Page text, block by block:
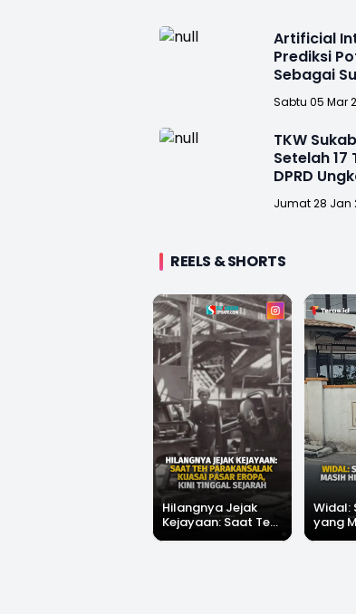
Artificial
Prediksi
Sebagai
Alternatif
Sabtu 05 Mar
TKW
Setelah 17
DPRD
Jumat 28 Jan
REELS & SHORTS
Hilangnya Jejak
Kejayaan: Saat Teh
Widal:
yang